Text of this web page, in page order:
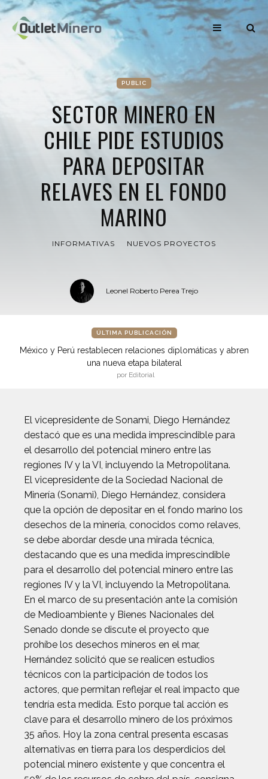
PUBLIC
SECTOR MINERO EN
CHILE PIDE ESTUDIOS
PARA DEPOSITAR
RELAVES EN EL FONDO
MARINO
INFORMATIVAS NUEVOS PROYECTOS
Leonel Roberto Perea Trejo
ÚLTIMA PUBLICACIÓN
México y Perú restablecen relaciones diplomáticas y abren
una nueva etapa bilateral
por Editorial
El vicepresidente de Sonami, Diego Hernández
destacó que es una medida imprescindible para
el desarrollo del potencial minero entre las
regiones IV y la VI, incluyendo la Metropolitana.
El vicepresidente de la Sociedad Nacional de
Minería (Sonami), Diego Hernández, considera
que la opción de depositar en el fondo marino los
desechos de la minería, conocidos como relaves,
se debe abordar desde una mirada técnica,
destacando que es una medida imprescindible
para el desarrollo del potencial minero entre las
regiones IV y la VI, incluyendo la Metropolitana.
En el marco de su presentación ante la comisión
de Medioambiente y Bienes Nacionales del
Senado donde se discute el proyecto que
prohíbe los desechos mineros en el mar,
Hernández solicitó que se realicen estudios
técnicos con la participación de todos los
actores, que permitan reflejar el real impacto que
tendría esta medida. Esto porque tal acción es
clave para el desarrollo minero de los próximos
35 años. Hoy la zona central presenta escasas
alternativas en tierra para los desperdicios del
potencial minero existente y que concentra el